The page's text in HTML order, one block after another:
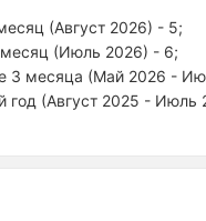
(Август 2026) - 5;
(Июль 2026) - 6;
3 месяца (Май 2026 -
год (Август 2025 - Июль